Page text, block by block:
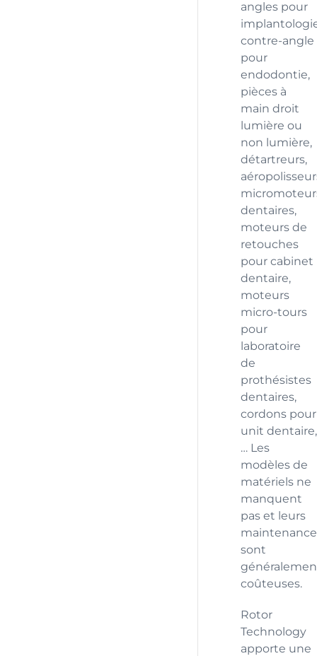
angles pour
contre-angle
pour
endodontie,
pièces à
main droit
lumière ou
non lumière,
détartreurs,
dentaires,
moteurs de
retouches
pour cabinet
dentaire,
moteurs
micro-tours
pour
laboratoire
de
prothésistes
dentaires,
cordons pour
unit dentaire,
… Les
modèles de
matériels ne
manquent
pas et leurs
sont
coûteuses.
Rotor
Technology
apporte une